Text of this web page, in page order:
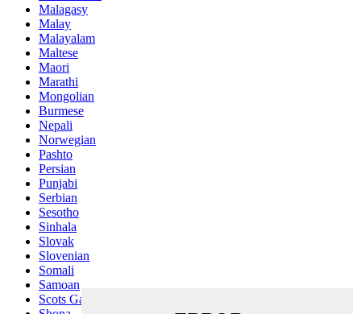
Malagasy
Malay
Malayalam
Maltese
Maori
Marathi
Mongolian
Burmese
Nepali
Norwegian
Pashto
Persian
Punjabi
Serbian
Sesotho
Sinhala
Slovak
Slovenian
Somali
Samoan
Scots Gaelic